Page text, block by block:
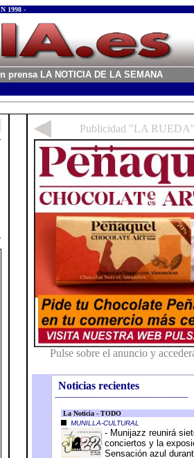
1998 -
prensa LA NOTICIA DE LA SEMANA
Noticias recientes
-----------------------------------------------------------------